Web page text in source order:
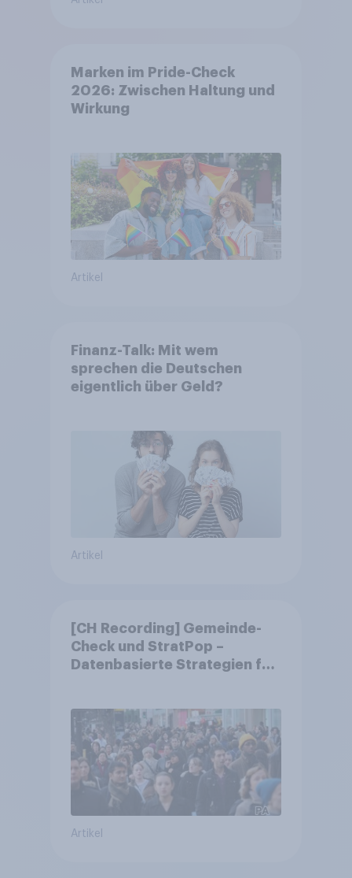
Marken im Pride-Check
2026: Zwischen Haltung und
Wirkung
Artikel
Finanz-Talk: Mit wem
sprechen die Deutschen
eigentlich über Geld?
Artikel
[CH Recording] Gemeinde-
Check und StratPop –
Datenbasierte Strategien für
Artikel